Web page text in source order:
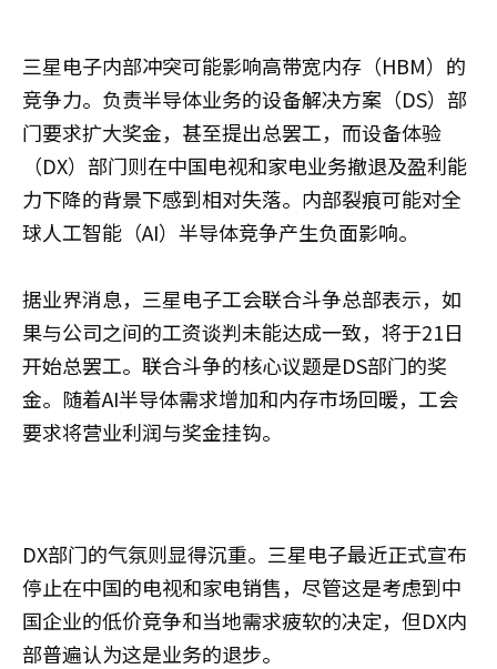
三星电子内部冲突可能影响高带宽内存（HBM）的
竞争力。负责半导体业务的设备解决方案（DS）部
门要求扩大奖金，甚至提出总罢工，而设备体验
（DX）部门则在中国电视和家电业务撤退及盈利能
力下降的背景下感到相对失落。内部裂痕可能对全
球人工智能（AI）半导体竞争产生负面影响。
据业界消息，三星电子工会联合斗争总部表示，如
果与公司之间的工资谈判未能达成一致，将于21日
开始总罢工。联合斗争的核心议题是DS部门的奖
金。随着AI半导体需求增加和内存市场回暖，工会
要求将营业利润与奖金挂钩。
DX部门的气氛则显得沉重。三星电子最近正式宣布
停止在中国的电视和家电销售，尽管这是考虑到中
国企业的低价竞争和当地需求疲软的决定，但DX内
部普遍认为这是业务的退步。